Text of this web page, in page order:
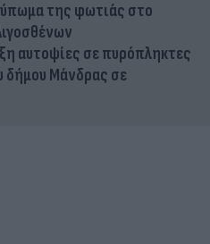
της φωτιάς στο
αυτοψίες σε πυρόπληκτες
δήμου Μάνδρας σε